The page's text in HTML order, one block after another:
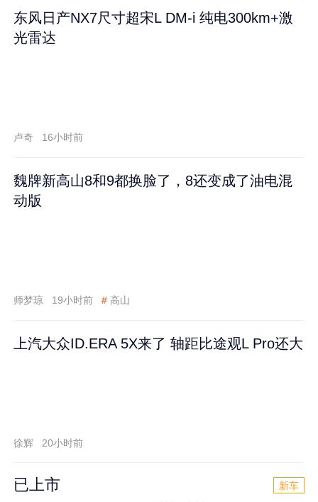
东风日产NX7尺寸超宋L DM-i 纯电300km+激
光雷达
卢奇 16小时前
魏牌新高山8和9都换脸了，8还变成了油电混
动版
师梦琼 19小时前 # 高山
上汽大众ID.ERA 5X来了 轴距比途观L Pro还大
徐辉 20小时前
已上市 新车